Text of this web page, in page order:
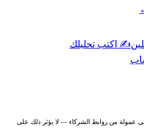
✍️ اكتب تحليلك
عمولة من روابط الشركاء — لا يؤثر ذلك على